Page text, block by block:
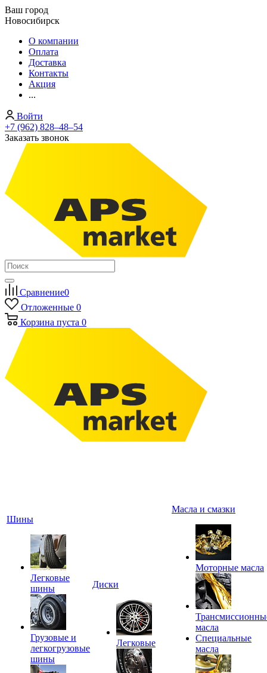
Ваш город
Новосибирск
О компании
Оплата
Доставка
Контакты
Акция
...
Войти
+7 (962) 828‒48‒54
Заказать звонок
Сравнение0
Отложенные 0
Корзина пуста 0
Шины
Легковые
шины
Грузовые и
легкогрузовые
шины
Диски
Легковые
Масла и смазки
Моторные масла
масла
Специальные
масла